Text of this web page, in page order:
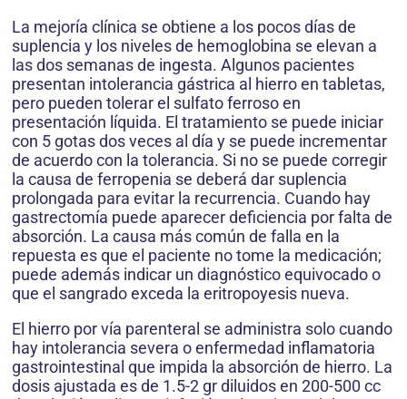
La mejoría clínica se obtiene a los pocos días de
suplencia y los niveles de hemoglobina se elevan a
las dos semanas de ingesta. Algunos pacientes
presentan intolerancia gástrica al hierro en tabletas,
pero pueden tolerar el sulfato ferroso en
presentación líquida. El tratamiento se puede iniciar
con 5 gotas dos veces al día y se puede incrementar
de acuerdo con la tolerancia. Si no se puede corregir
la causa de ferropenia se deberá dar suplencia
prolongada para evitar la recurrencia. Cuando hay
gastrectomía puede aparecer deficiencia por falta de
absorción. La causa más común de falla en la
repuesta es que el paciente no tome la medicación;
puede además indicar un diagnóstico equivocado o
que el sangrado exceda la eritropoyesis nueva.
El hierro por vía parenteral se administra solo cuando
hay intolerancia severa o enfermedad inflamatoria
gastrointestinal que impida la absorción de hierro. La
dosis ajustada es de 1.5-2 gr diluidos en 200-500 cc